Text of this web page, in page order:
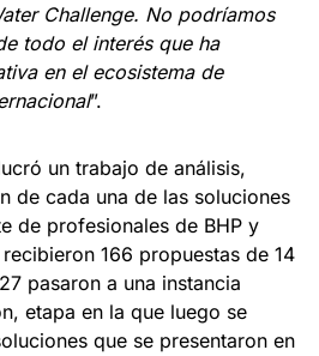
Challenge. No podríamos
todo el interés que ha
en el ecosistema de
”.
un trabajo de análisis,
de cada una de las soluciones
de profesionales de BHP y
166 propuestas de 14
pasaron a una instancia
etapa en la que luego se
que se presentaron en